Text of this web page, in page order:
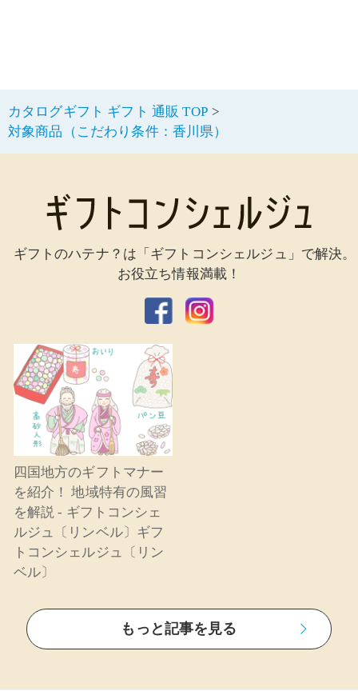
カタログギフト ギフト 通販 TOP
対象商品（こだわり条件：香川県）
ギフトのハテナ？は「ギフトコンシェルジュ」で解決。
お役立ち情報満載！
四国地方のギフトマナー
を紹介！ 地域特有の風習
を解説 - ギフトコンシェ
ルジュ〔リンベル〕ギフ
トコンシェルジュ〔リン
ベル〕
もっと記事を見る